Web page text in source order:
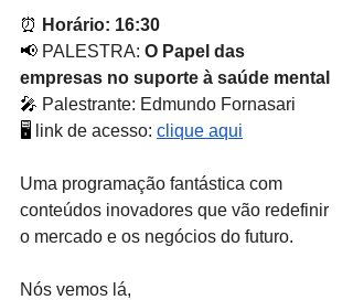
⏰ Horário: 16:30
📢 PALESTRA: O Papel das
empresas no suporte à saúde mental
🎤 Palestrante: Edmundo Fornasari
🖥 link de acesso: clique aqui
Uma programação fantástica com
conteúdos inovadores que vão redefinir
o mercado e os negócios do futuro.
Nós vemos lá,